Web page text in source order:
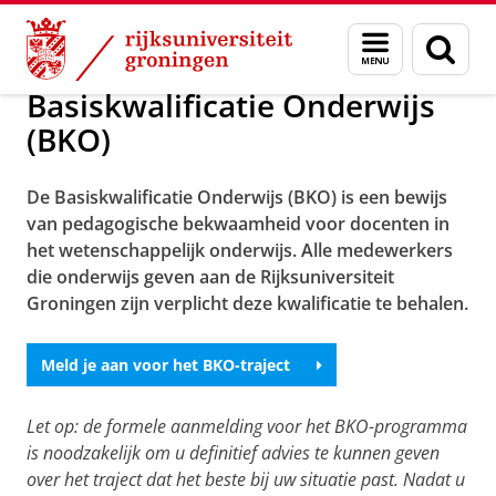
Skip
Content
Skip
Navigation
Menu
en
zoeken
Basiskwalificatie Onderwijs
Basiskwalificatie Onderwijs
(BKO)
De Basiskwalificatie Onderwijs (BKO) is een bewijs
van pedagogische bekwaamheid voor docenten in
het wetenschappelijk onderwijs. Alle medewerkers
die onderwijs geven aan de Rijksuniversiteit
Groningen zijn verplicht deze kwalificatie te behalen.
Meld je aan voor het BKO-traject
Let op: de formele aanmelding voor het BKO-programma
is noodzakelijk om u definitief advies te kunnen geven
over het traject dat het beste bij uw situatie past. Nadat u